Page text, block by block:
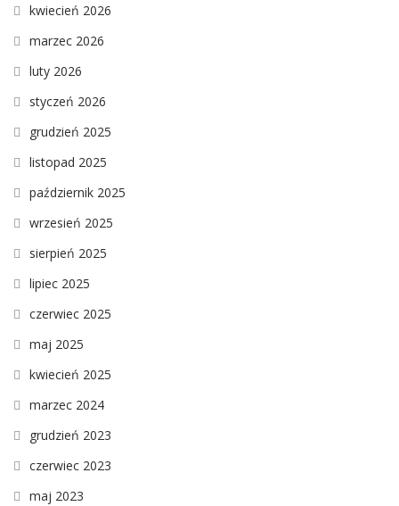
kwiecień 2026
marzec 2026
luty 2026
styczeń 2026
grudzień 2025
listopad 2025
październik 2025
wrzesień 2025
sierpień 2025
lipiec 2025
czerwiec 2025
maj 2025
kwiecień 2025
marzec 2024
grudzień 2023
czerwiec 2023
maj 2023